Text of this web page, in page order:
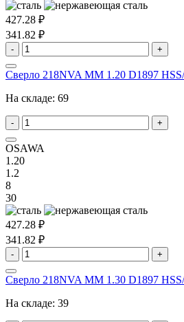
427.28 ₽
341.82 ₽
- +
Сверло 218NVA MM 1.20 D1897
На складе: 69
- +
OSAWA
1.20
1.2
8
30
427.28 ₽
341.82 ₽
- +
Сверло 218NVA MM 1.30 D1897
На складе: 39